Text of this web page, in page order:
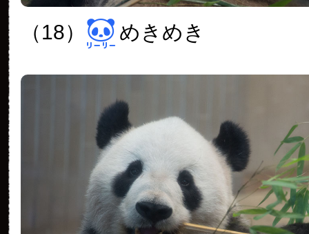
（18） めきめき